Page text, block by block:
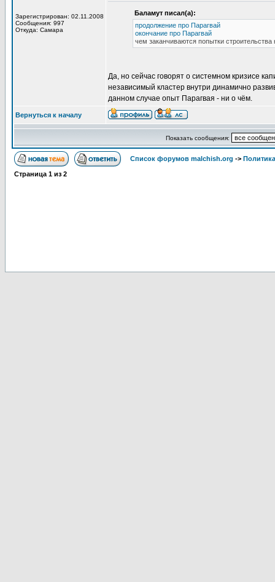
Зарегистрирован: 02.11.2008
Сообщения: 997
Откуда: Самара
Баламут писал(а):
продолжение про Парагвай
окончание про Парагвай
чем заканчиваются попытки
Да, но сейчас говорят о системном кризисе
независимый кластер внутри динамично
данном случае опыт Парагвая - ни о чём.
Вернуться к началу
Показать сообщения:
Список форумов malchish.org ->
Страница 1 из 2